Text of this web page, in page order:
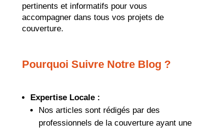
pertinents et informatifs pour vous
accompagner dans tous vos projets de
couverture.
Pourquoi Suivre Notre Blog ?
Expertise Locale :
Nos articles sont rédigés par des
professionnels de la couverture ayant une